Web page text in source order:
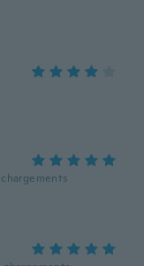
chargements